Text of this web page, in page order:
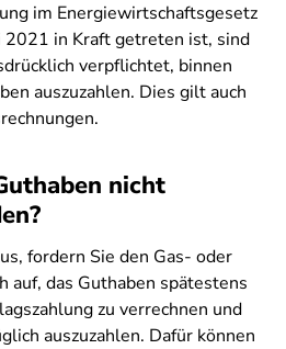
im Energiewirtschaftsgesetz
2021 in Kraft getreten ist, sind
verpflichtet, binnen
auszuzahlen. Dies gilt auch
nicht
fordern Sie den Gas- oder
auf, das Guthaben spätestens
zu verrechnen und
auszuzahlen. Dafür können